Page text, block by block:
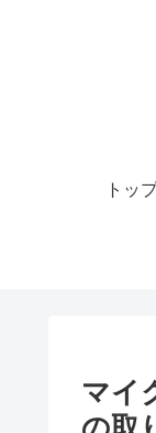
トッ
マイ